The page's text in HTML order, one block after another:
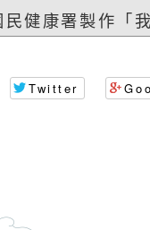
部場
度兒
-獨輪
高級中
題深化
燈文字
—課程
運動經
教署生
健康署製作「
Twitter